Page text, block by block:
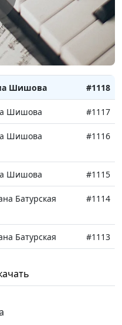
Шишова #1121
Шишова
Шишова #1119
Шишова #1118
Шишова #1117
Шишова #1116
Шишова #1115
Батурская #1114
Батурская #1113
Батурская